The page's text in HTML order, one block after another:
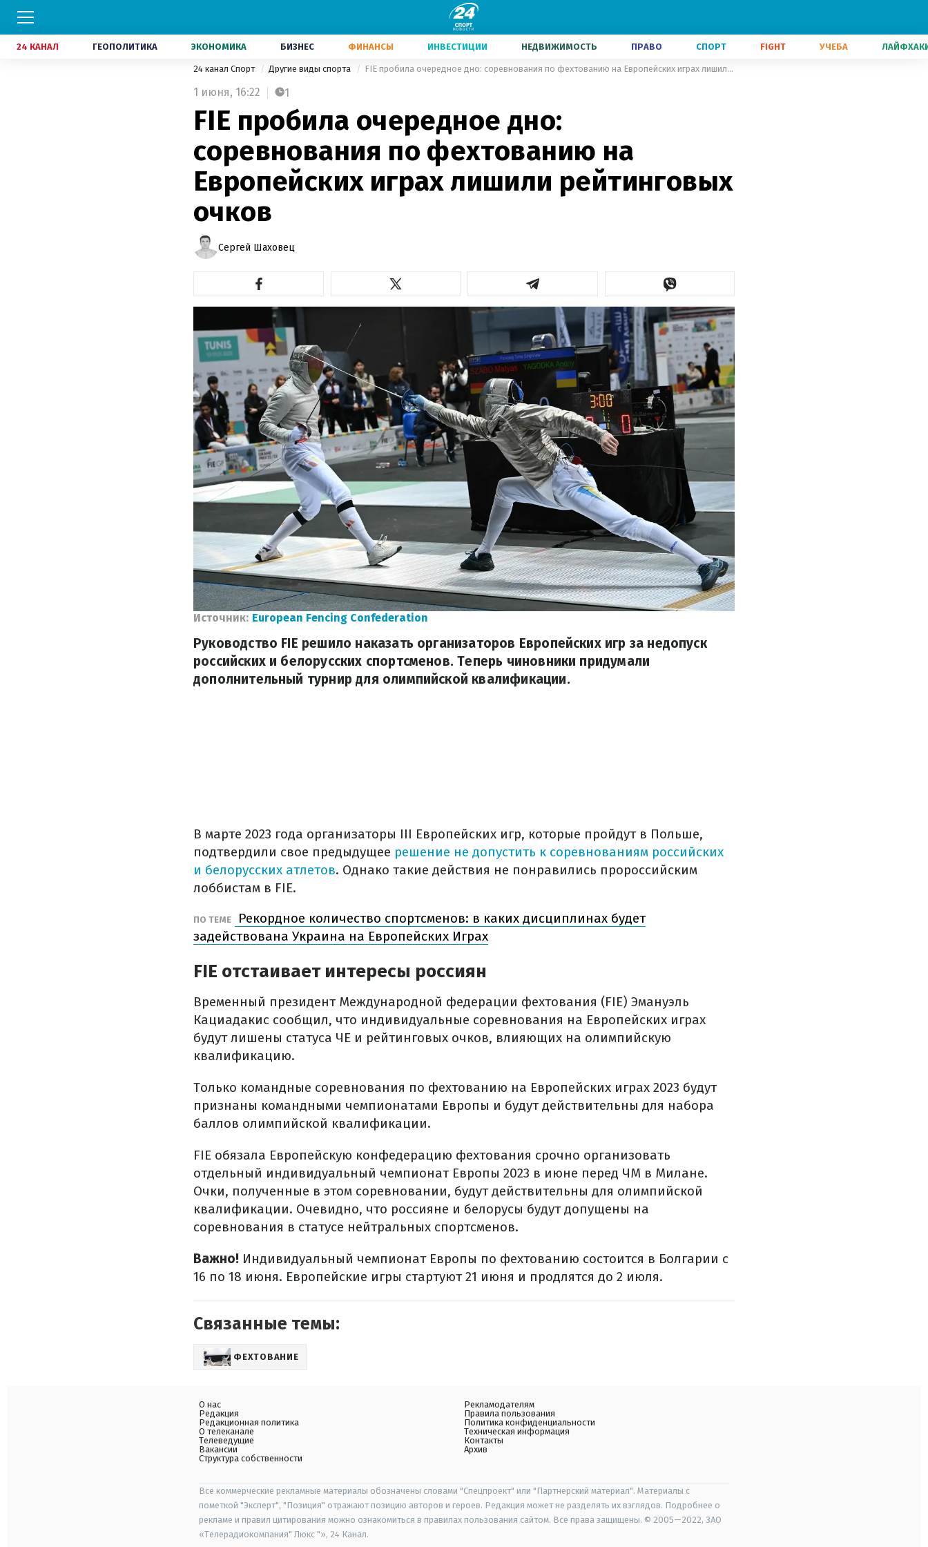
24 КАНАЛ ГЕОПОЛИТИКА ЭКОНОМИКА БИЗНЕС ФИНАНСЫ ИНВЕСТИЦИИ НЕДВИЖИМОСТЬ ПРАВО СПОРТ FIGHT УЧЕБА
24 канал Спорт Другие виды спорта FIE пробила очередное дно: соревнования по фехтованию на Европейских играх лишили рейтинговых очков
1 июня, 16:22 1
FIE пробила очередное дно:
соревнования по фехтованию на
Европейских играх лишили рейтинговых
очков
Сергей Шаховец
Источник: European Fencing Confederation
Руководство FIE решило наказать организаторов Европейских игр за недопуск
российских и белорусских спортсменов. Теперь чиновники придумали
дополнительный турнир для олимпийской квалификации.
В марте 2023 года организаторы III Европейских игр, которые пройдут в Польше,
подтвердили свое предыдущее решение не допустить к соревнованиям российских
и белорусских атлетов. Однако такие действия не понравились пророссийским
лоббистам в FIE.
ПО ТЕМЕ
Рекордное количество спортсменов: в каких дисциплинах будет
задействована Украина на Европейских Играх
FIE отстаивает интересы россиян
Временный президент Международной федерации фехтования (FIE) Эмануэль
Кациадакис сообщил, что индивидуальные соревнования на Европейских играх
будут лишены статуса ЧЕ и рейтинговых очков, влияющих на олимпийскую
квалификацию.
Только командные соревнования по фехтованию на Европейских играх 2023 будут
признаны командными чемпионатами Европы и будут действительны для набора
баллов олимпийской квалификации.
FIE обязала Европейскую конфедерацию фехтования срочно организовать
отдельный индивидуальный чемпионат Европы 2023 в июне перед ЧМ в Милане.
Очки, полученные в этом соревновании, будут действительны для олимпийской
квалификации. Очевидно, что россияне и белорусы будут допущены на
соревнования в статусе нейтральных спортсменов.
Важно! Индивидуальный чемпионат Европы по фехтованию состоится в Болгарии с
16 по 18 июня. Европейские игры стартуют 21 июня и продлятся до 2 июля.
Связанные темы:
ФЕХТОВАНИЕ
О нас
Редакция
Редакционная политика
О телеканале
Телеведущие
Вакансии
Структура собственности
Рекламодателям
Правила пользования
Политика конфиденциальности
Техническая информация
Контакты
Архив
Все коммерческие рекламные материалы обозначены словами "Спецпроект" или "Партнерский материал". Материалы с
пометкой "Эксперт", "Позиция" отражают позицию авторов и героев. Редакция может не разделять их взглядов. Подробнее о
рекламе и правил цитирования можно ознакомиться в правилах пользования сайтом. Все права защищены. © 2005—2022, ЗАО
«Телерадиокомпания" Люкс "», 24 Канал.